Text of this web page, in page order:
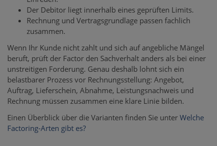
Der Debitor liegt innerhalb eines geprüften Limits.
Rechnung und Vertragsgrundlage passen fachlich
zusammen.
Wenn Ihr Kunde nicht zahlt und sich auf angebliche Mängel
beruft, prüft der Factor den Sachverhalt anders als bei einer
unstreitigen Forderung. Genau deshalb lohnt sich ein
belastbarer Prozess vor Rechnungsstellung: Angebot,
Auftrag, Lieferschein, Abnahme, Leistungsnachweis und
Rechnung müssen zusammen eine klare Linie bilden.
Einen Überblick über die Varianten finden Sie unter Welche
Factoring-Arten gibt es?